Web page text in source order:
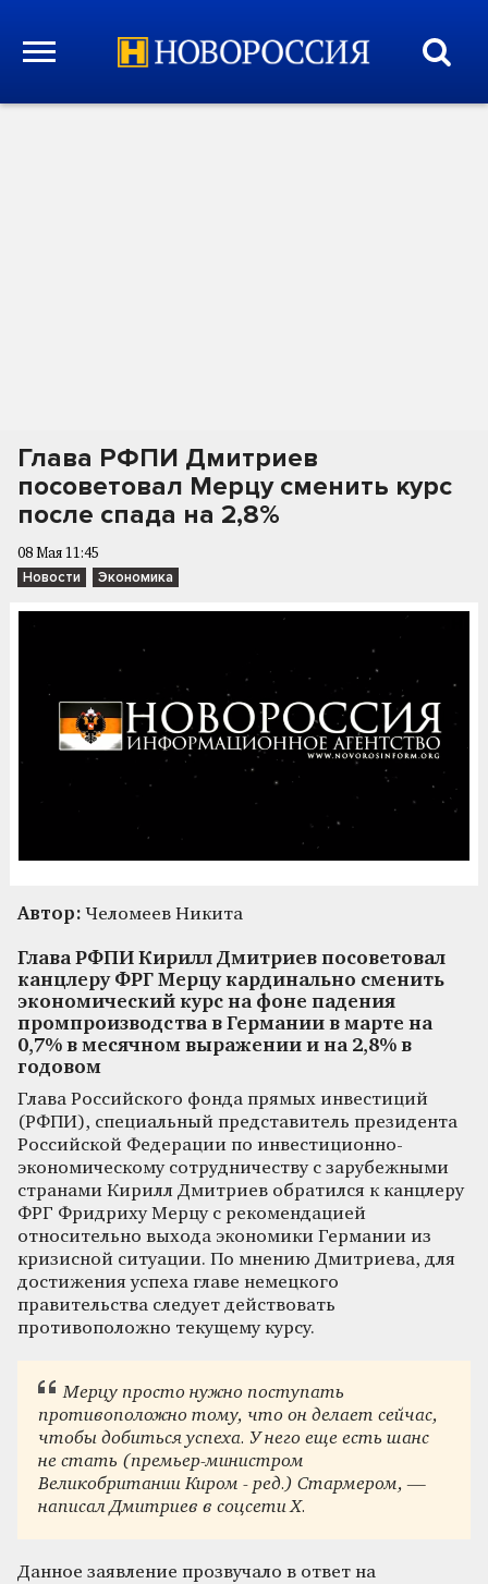
Глава РФПИ Дмитриев
посоветовал Мерцу сменить курс
после спада на 2,8%
08 Мая 11:45
Новости Экономика
Автор: Челомеев Никита
Глава РФПИ Кирилл Дмитриев посоветовал
канцлеру ФРГ Мерцу кардинально сменить
экономический курс на фоне падения
промпроизводства в Германии в марте на
0,7% в месячном выражении и на 2,8% в
годовом
Глава Российского фонда прямых инвестиций
(РФПИ), специальный представитель президента
Российской Федерации по инвестиционно-
экономическому сотрудничеству с зарубежными
странами Кирилл Дмитриев обратился к канцлеру
ФРГ Фридриху Мерцу с рекомендацией
относительно выхода экономики Германии из
кризисной ситуации. По мнению Дмитриева, для
достижения успеха главе немецкого
правительства следует действовать
противоположно текущему курсу.
Мерцу просто нужно поступать
противоположно тому, что он делает сейчас,
чтобы добиться успеха. У него еще есть шанс
не стать (премьер-министром
Великобритании Киром - ред.) Стармером, —
написал Дмитриев в соцсети X.
Данное заявление прозвучало в ответ на